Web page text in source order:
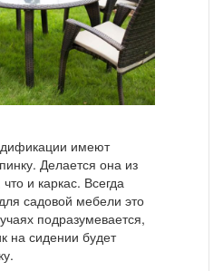
имеют
Делается она из
и каркас. Всегда
садовой мебели это
подразумевается,
на сидении будет